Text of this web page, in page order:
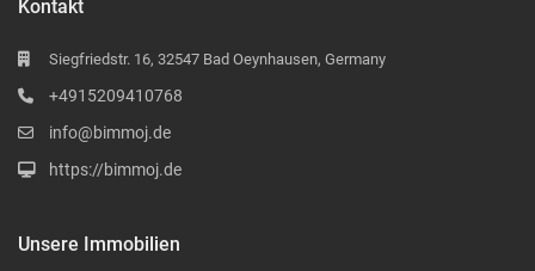
Kontakt
Siegfriedstr. 16, 32547 Bad Oeynhausen, Germany
+4915209410768
info@bimmoj.de
https://bimmoj.de
Unsere Immobilien